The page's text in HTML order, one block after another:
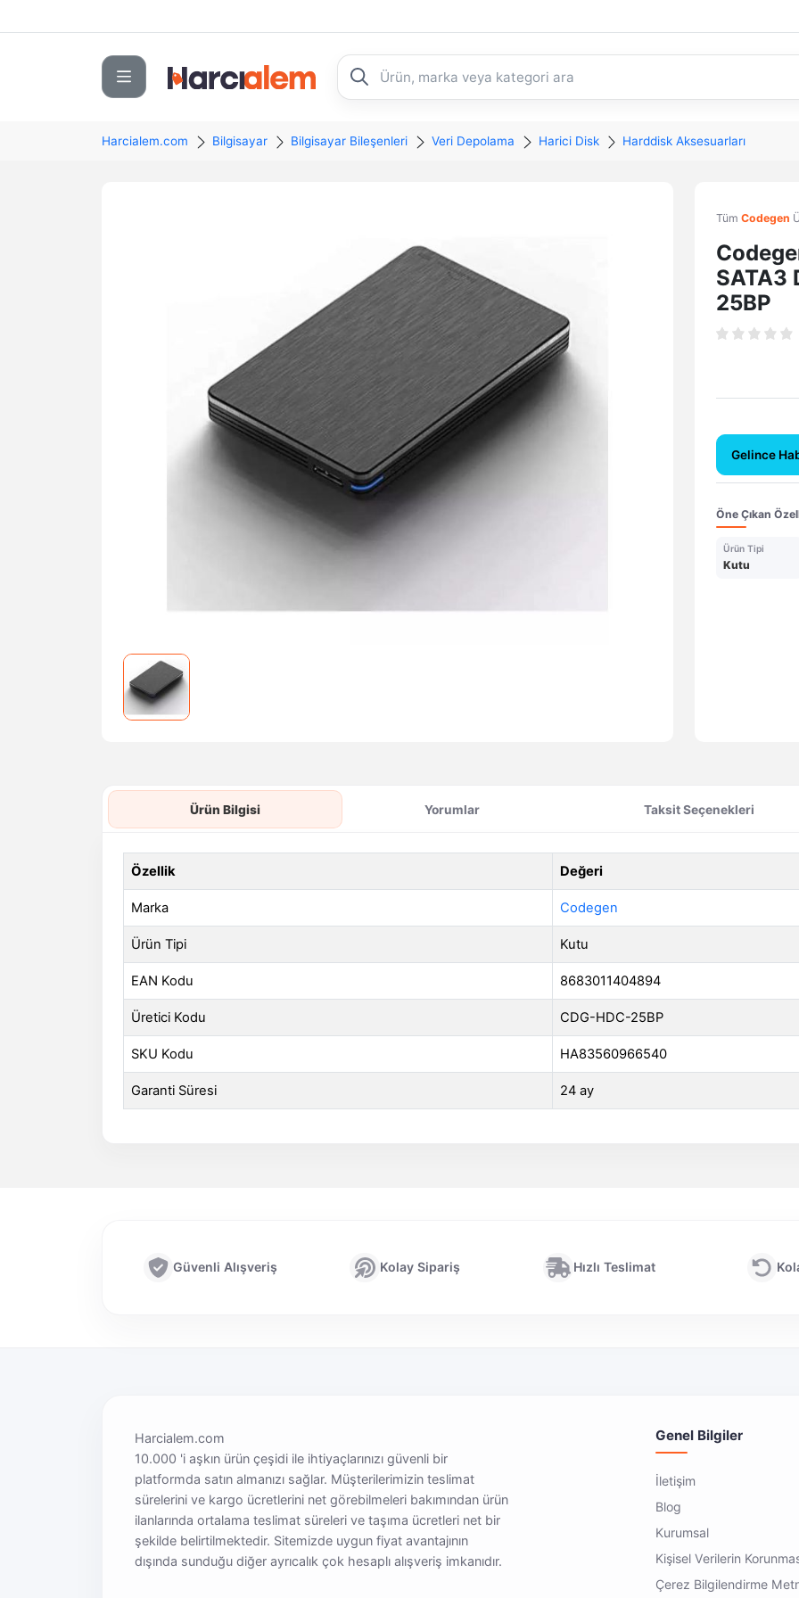
Harcialem.com Bilgisayar Bilgisayar Bileşenleri Veri Depolama Harici Disk Harddisk Aksesuarları
Tüm Codegen
SATA3
25BP
Gelince
Öne Çıkan
Ürün Tipi
Kutu
Ürün Bilgisi Yorumlar Taksit Seçenekleri
Özellik Değeri
Marka Codegen
Ürün Tipi Kutu
EAN Kodu 8683011404894
Üretici Kodu CDG-HDC-25BP
SKU Kodu HA83560966540
Garanti Süresi 24 ay
Güvenli Alışveriş Kolay Sipariş Hızlı Teslimat
Harcialem.com
10.000 'i aşkın ürün çeşidi ile ihtiyaçlarınızı güvenli bir
platformda satın almanızı sağlar. Müşterilerimizin teslimat
sürelerini ve kargo ücretlerini net görebilmeleri bakımından ürün
ilanlarında ortalama teslimat süreleri ve taşıma ücretleri net bir
şekilde belirtilmektedir. Sitemizde uygun fiyat avantajının
dışında sunduğu diğer ayrıcalık çok hesaplı alışveriş imkanıdır.
Genel Bilgiler
İletişim
Blog
Kurumsal
Kişisel Verilerin
Çerez Bilgilendirme